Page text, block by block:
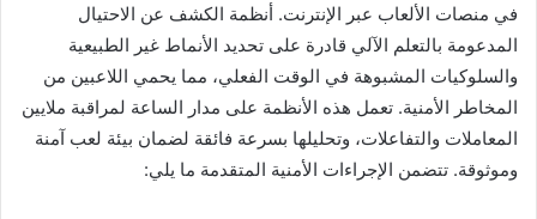
في منصات الألعاب عبر الإنترنت. أنظمة الكشف عن الاحتيال
المدعومة بالتعلم الآلي قادرة على تحديد الأنماط غير الطبيعية
والسلوكيات المشبوهة في الوقت الفعلي، مما يحمي اللاعبين من
المخاطر الأمنية. تعمل هذه الأنظمة على مدار الساعة لمراقبة ملايين
المعاملات والتفاعلات، وتحليلها بسرعة فائقة لضمان بيئة لعب آمنة
وموثوقة. تتضمن الإجراءات الأمنية المتقدمة ما يلي: